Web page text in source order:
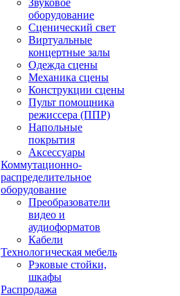
Звуковое
оборудование
Сценический свет
Виртуальные
концертные залы
Одежда сцены
Механика сцены
Конструкции сцены
Пульт помощника
режиссера (ППР)
Напольные
покрытия
Аксессуары
Коммутационно-
распределительное
оборудование
Преобразователи
видео и
аудиоформатов
Кабели
Технологическая мебель
Рэковые стойки,
шкафы
Распродажа